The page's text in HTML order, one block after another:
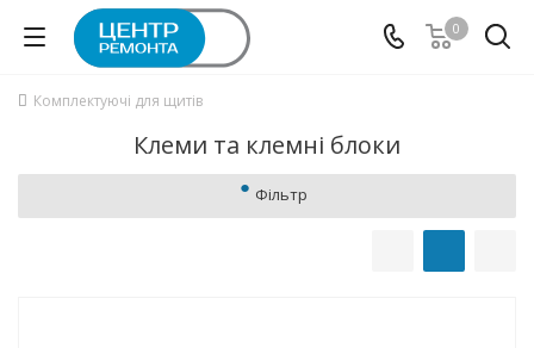
0
Комплектуючі для щитів
Клеми та клемні блоки
Фільтр